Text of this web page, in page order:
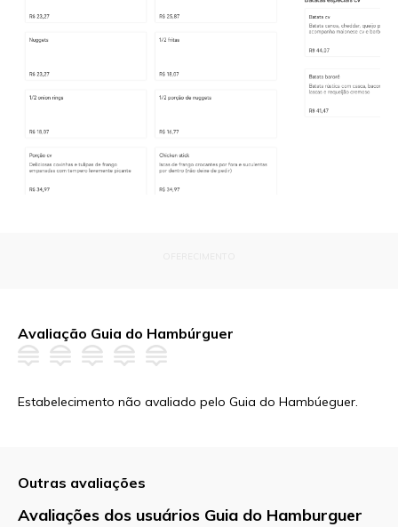
Avaliação Guia do Hambúrguer
Estabelecimento não avaliado pelo Guia do Hambúeguer.
Outras avaliações
Avaliações dos usuários Guia do Hamburguer